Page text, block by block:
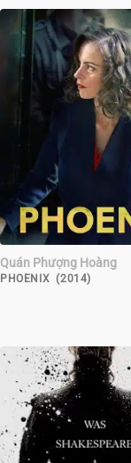
Quán Phượng Hoàng
PHOENIX (2014)